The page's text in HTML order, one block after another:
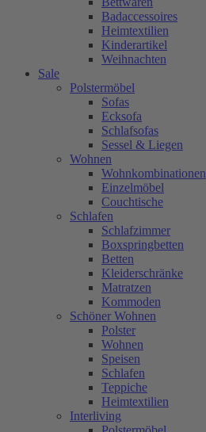
Badaccessoires
Heimtextilien
Kinderartikel
Weihnachten
Sale
Polstermöbel
Sofas
Ecksofa
Schlafsofas
Sessel & Liegen
Wohnen
Wohnkombinationen
Einzelmöbel
Couchtische
Schlafen
Schlafzimmer
Boxspringbetten
Betten
Kleiderschränke
Matratzen
Kommoden
Schöner Wohnen
Polster
Wohnen
Speisen
Schlafen
Teppiche
Heimtextilien
Interliving